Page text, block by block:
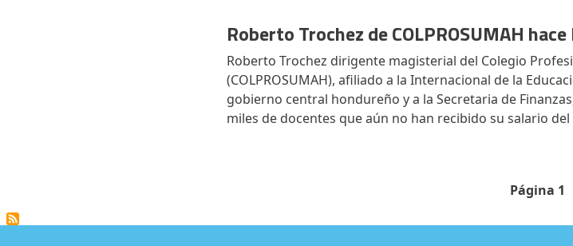
Roberto Trochez de COLPROSUMAH
Roberto Trochez dirigente magisterial del Colegio
(COLPROSUMAH), afiliado a la Internacional de la
gobierno central hondureño y a la Secretaria de
miles de docentes que aún no han recibido su salario del
Página 1